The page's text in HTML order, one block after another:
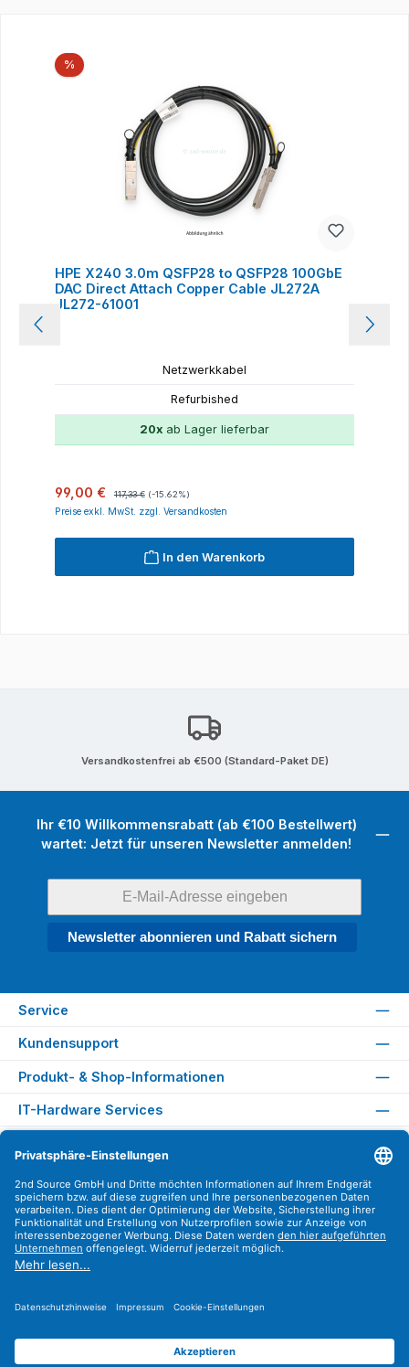
%Rabatt
HPE X240 3.0m QSFP28 to QSFP28 100GbE
DAC Direct Attach Copper Cable JL272A
JL272-61001
Netzwerkkabel
Refurbished
20x ab Lager lieferbar
Verkaufspreis:
99,00 € Regulärer Preis:
117,33 € (-15.62%)
Preise exkl. MwSt. zzgl. Versandkosten
In den Warenkorb
Versandkostenfrei ab €500 (Standard-Paket DE)
Ihr €10 Willkommensrabatt (ab €100 Bestellwert)
wartet: Jetzt für unseren Newsletter anmelden!
Newsletter abonnieren und Rabatt sichern
Service
Kundensupport
Produkt- & Shop-Informationen
IT-Hardware Services
Versandarten
Zahlungsarten
Sicher Einkaufen
Find us on